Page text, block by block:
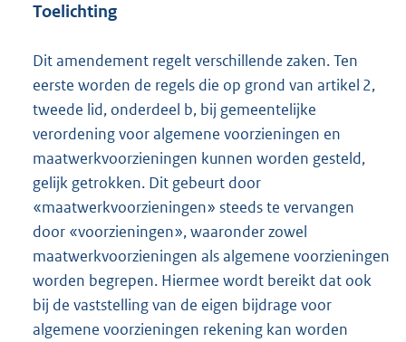
Toelichting
Dit amendement regelt verschillende zaken. Ten
eerste worden de regels die op grond van artikel 2,
tweede lid, onderdeel b, bij gemeentelijke
verordening voor algemene voorzieningen en
maatwerkvoorzieningen kunnen worden gesteld,
gelijk getrokken. Dit gebeurt door
«maatwerkvoorzieningen» steeds te vervangen
door «voorzieningen», waaronder zowel
maatwerkvoorzieningen als algemene voorzieningen
worden begrepen. Hiermee wordt bereikt dat ook
bij de vaststelling van de eigen bijdrage voor
algemene voorzieningen rekening kan worden